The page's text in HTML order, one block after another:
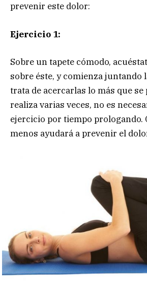
prevenir este dolor:
Ejercicio 1:
Sobre un tapete cómodo,
sobre éste, y comienza juntando
trata de acercarlas lo más que se
realiza varias veces, no es
ejercicio por tiempo prologando.
menos ayudará a prevenir el